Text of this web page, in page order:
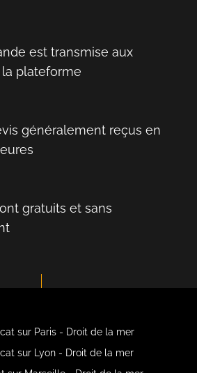
est transmise aux
plateforme
généralement reçus en
gratuits et sans
sur Paris - Droit de la mer
sur Lyon - Droit de la mer